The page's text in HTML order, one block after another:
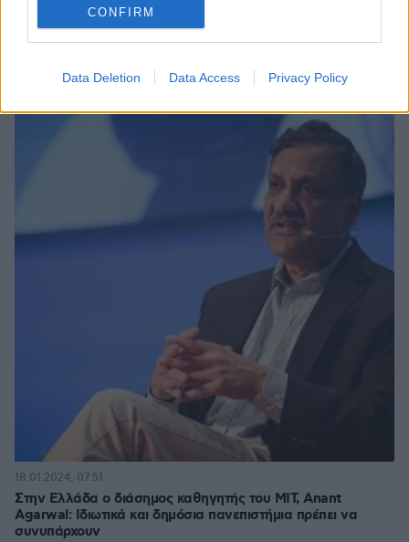
CONFIRM
Data Deletion Data Access Privacy Policy
Στην Ελλάδα ο διάσημος καθηγητής του ΜΙΤ, Anant
Agarwal: Ιδιωτικά και δημόσια πανεπιστήμια πρέπει να
συνυπάρχουν
18.01.2024, 07:51
Protothema.gr